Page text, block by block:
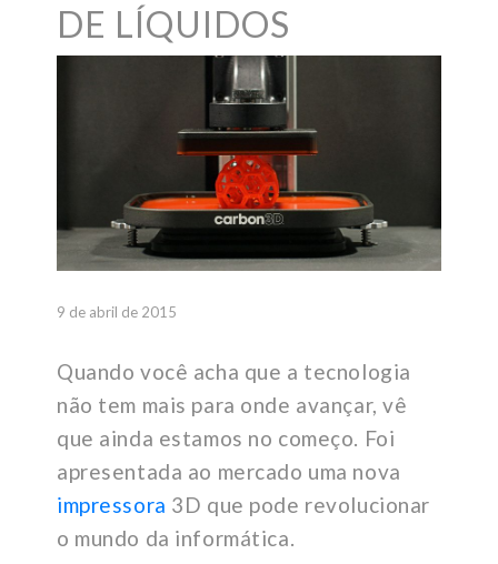
DE LÍQUIDOS
9 de abril de 2015
Quando você acha que a tecnologia
não tem mais para onde avançar, vê
que ainda estamos no começo. Foi
apresentada ao mercado uma nova
impressora 3D que pode revolucionar
o mundo da informática.